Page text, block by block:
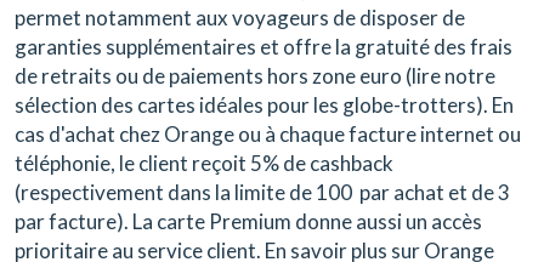
permet notamment aux voyageurs de disposer de
garanties supplémentaires et offre la gratuité des frais
de retraits ou de paiements hors zone euro (lire notre
sélection des cartes idéales pour les globe-trotters). En
cas d'achat chez Orange ou à chaque facture internet ou
téléphonie, le client reçoit 5% de cashback
(respectivement dans la limite de 100  par achat et de 3 
par facture). La carte Premium donne aussi un accès
prioritaire au service client. En savoir plus sur Orange